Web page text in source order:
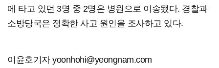
에 타고 있던 3명 중 2명은 병원으로 이송됐다. 경찰과
소방당국은 정확한 사고 원인을 조사하고 있다.
이윤호기자 yoonhohi@yeongnam.com